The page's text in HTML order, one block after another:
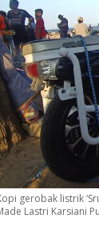
gerobak listrik
Lastri Karsiani